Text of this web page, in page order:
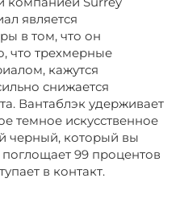
является
в том, что он
что трехмерные
кажутся
снижается
Вантаблэк удерживает
темное искусственное
черный, который вы
99 процентов
в контакт.